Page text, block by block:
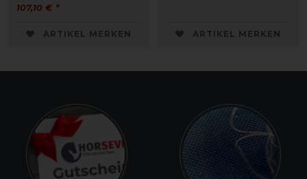
107,10 € *
ARTIKEL MERKEN ARTIKEL MERKEN